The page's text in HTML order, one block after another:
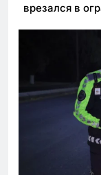
врезался в